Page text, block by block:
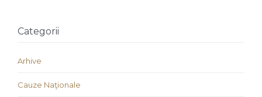
Categorii
Arhive
Cauze Naţionale